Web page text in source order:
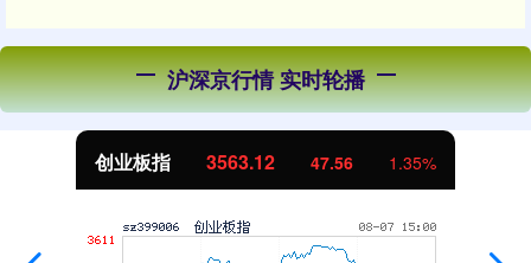
沪深京行情 实时轮播
创业板指 3563.12 47.56 1.35%